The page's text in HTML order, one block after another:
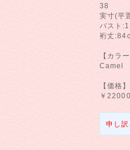
38
実寸(平
バスト
裄丈
【カラー
Camel
【価格】
￥
申し